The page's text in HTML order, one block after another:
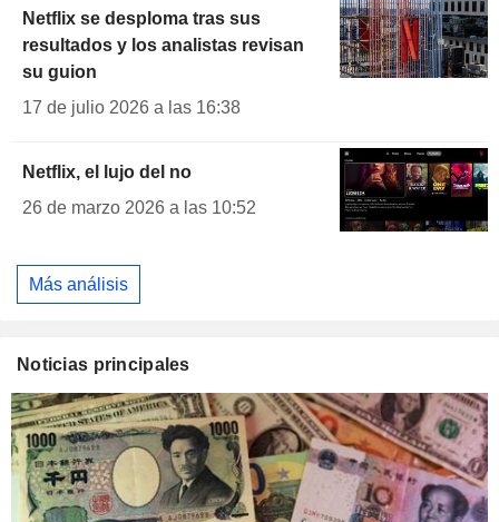
Netflix se desploma tras sus
resultados y los analistas revisan
su guion
17 de julio 2026 a las 16:38
Netflix, el lujo del no
26 de marzo 2026 a las 10:52
Más análisis
Noticias principales